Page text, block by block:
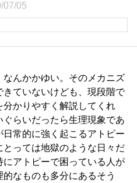
07/05
なんかかゆい。そのメカニズ
きていないけども、現段階で
分かりやすく解説してくれ
ぐらいだったら生理現象であ
日常的に強く起こるアトピー
とっては地獄のような日々だ
にアトピーで困っている人が
なものも多分にあるそう